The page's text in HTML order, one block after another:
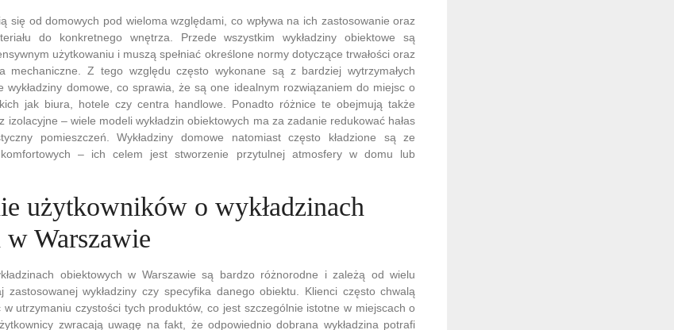
się od domowych pod wieloma względami, co wpływa na ich zastosowanie oraz
do konkretnego wnętrza. Przede wszystkim wykładziny obiektowe są
użytkowaniu i muszą spełniać określone normy dotyczące trwałości oraz
mechaniczne. Z tego względu często wykonane są z bardziej wytrzymałych
wykładziny domowe, co sprawia, że są one idealnym rozwiązaniem do miejsc o
jak biura, hotele czy centra handlowe. Ponadto różnice te obejmują także
izolacyjne – wiele modeli wykładzin obiektowych ma za zadanie redukować hałas
pomieszczeń. Wykładziny domowe natomiast często kładzione są ze
– ich celem jest stworzenie przytulnej atmosfery w domu lub
użytkowników o wykładzinach
Warszawie
obiektowych w Warszawie są bardzo różnorodne i zależą od wielu
zastosowanej wykładziny czy specyfika danego obiektu. Klienci często chwalą
w utrzymaniu czystości tych produktów, co jest szczególnie istotne w miejscach o
zwracają uwagę na fakt, że odpowiednio dobrana wykładzina potrafi